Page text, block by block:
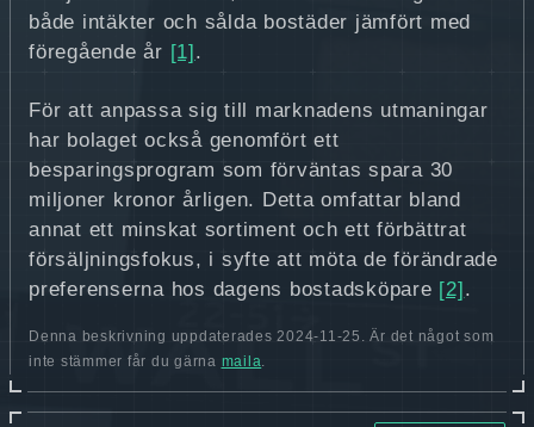
både intäkter och sålda bostäder jämfört med
föregående år [1] .
För att anpassa sig till marknadens utmaningar
har bolaget också genomfört ett
besparingsprogram som förväntas spara 30
miljoner kronor årligen. Detta omfattar bland
annat ett minskat sortiment och ett förbättrat
försäljningsfokus, i syfte att möta de förändrade
preferenserna hos dagens bostadsköpare [2] .
Denna beskrivning uppdaterades 2024-11-25. Är det något som
inte stämmer får du gärna maila.